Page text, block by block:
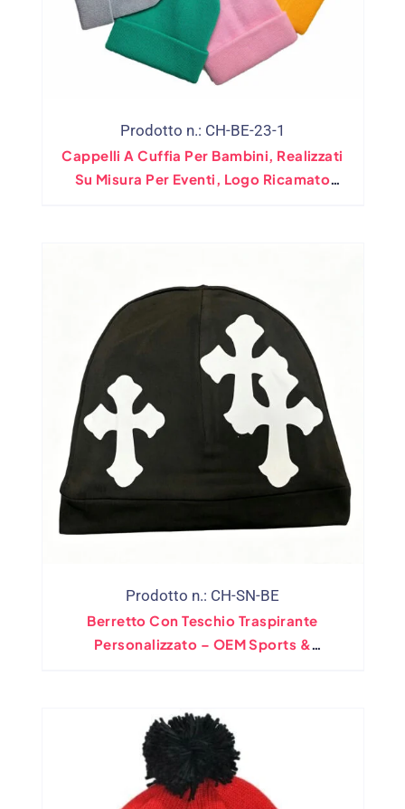
Prodotto n.: CH-BE-23-1
Cappelli A Cuffia Per Bambini, Realizzati
Su Misura Per Eventi, Logo Ricamato
Prodotto n.: CH-SN-BE
Berretto Con Teschio Traspirante
Personalizzato – OEM Sports &